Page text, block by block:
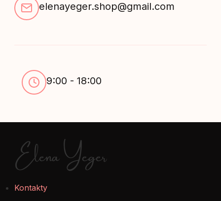
elenayeger.shop@gmail.com
9:00 - 18:00
Elena Yeger
Kontakty